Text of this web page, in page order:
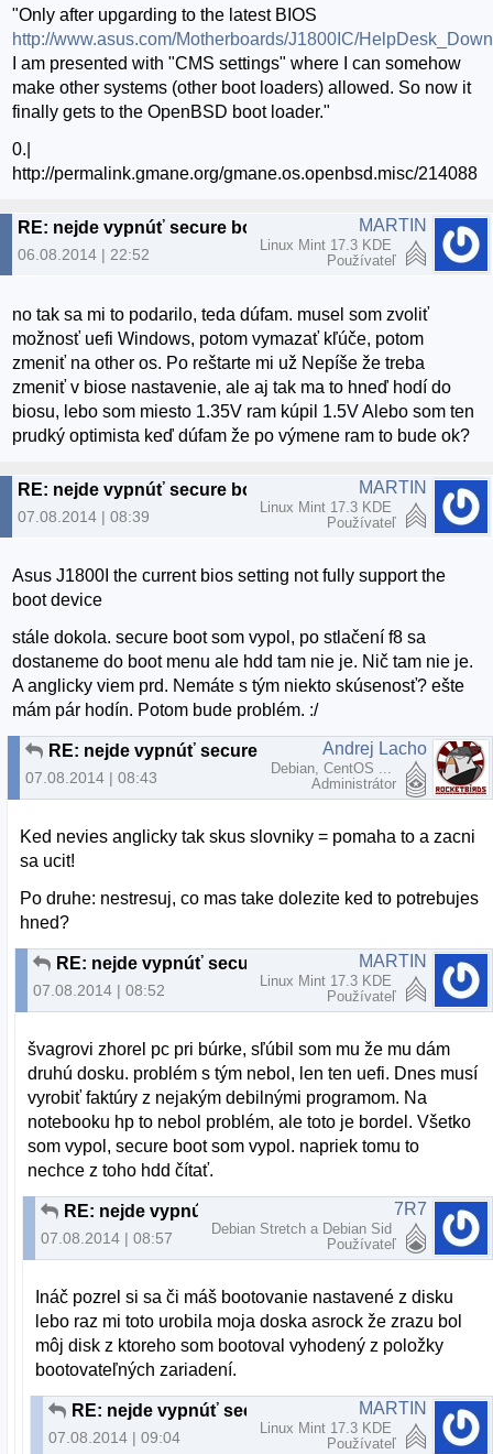
"Only after upgarding to the latest BIOS
http://www.asus.com/Motherboards/J1800IC/
I am presented with "CMS settings" where I can somehow
make other systems (other boot loaders) allowed. So now it
finally gets to the OpenBSD boot loader."
0.|
http://permalink.gmane.org/gmane.os.openbsd.misc/214088
RE: nejde vypnúť secure boot
06.08.2014 | 22:52
MARTIN
Linux Mint 17.3 KDE
Používateľ
no tak sa mi to podarilo, teda dúfam. musel som zvoliť
možnosť uefi Windows, potom vymazať kľúče, potom
zmeniť na other os. Po reštarte mi už Nepíše že treba
zmeniť v biose nastavenie, ale aj tak ma to hneď hodí do
biosu, lebo som miesto 1.35V ram kúpil 1.5V Alebo som ten
prudký optimista keď dúfam že po výmene ram to bude ok?
RE: nejde vypnúť secure boot
07.08.2014 | 08:39
MARTIN
Linux Mint 17.3 KDE
Používateľ
Asus J1800I the current bios setting not fully support the
boot device
stále dokola. secure boot som vypol, po stlačení f8 sa
dostaneme do boot menu ale hdd tam nie je. Nič tam nie je.
A anglicky viem prd. Nemáte s tým niekto skúsenosť? ešte
mám pár hodín. Potom bude problém. :/
RE: nejde vypnúť secure boot
07.08.2014 | 08:43
Andrej Lacho
Debian, CentOS ...
Administrátor
Ked nevies anglicky tak skus slovniky = pomaha to a zacni
sa ucit!
Po druhe: nestresuj, co mas take dolezite ked to potrebujes
hned?
RE: nejde vypnúť secure boot
07.08.2014 | 08:52
MARTIN
Linux Mint 17.3 KDE
Používateľ
švagrovi zhorel pc pri búrke, sľúbil som mu že mu dám
druhú dosku. problém s tým nebol, len ten uefi. Dnes musí
vyrobiť faktúry z nejakým debilnými programom. Na
notebooku hp to nebol problém, ale toto je bordel. Všetko
som vypol, secure boot som vypol. napriek tomu to
nechce z toho hdd čítať.
RE: nejde vypnúť secure boot
07.08.2014 | 08:57
7R7
Debian Stretch a Debian Sid
Používateľ
Ináč pozrel si sa či máš bootovanie nastavené z disku
lebo raz mi toto urobila moja doska asrock že zrazu bol
môj disk z ktoreho som bootoval vyhodený z položky
bootovateľných zariadení.
07.08.2014 | 09:04
MARTIN
Linux Mint 17.3 KDE
Používateľ